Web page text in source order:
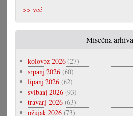
>> već
Misečna arhiva
kolovoz 2026 (27)
srpanj 2026 (60)
lipanj 2026 (62)
svibanj 2026 (93)
travanj 2026 (63)
ožujak 2026 (73)